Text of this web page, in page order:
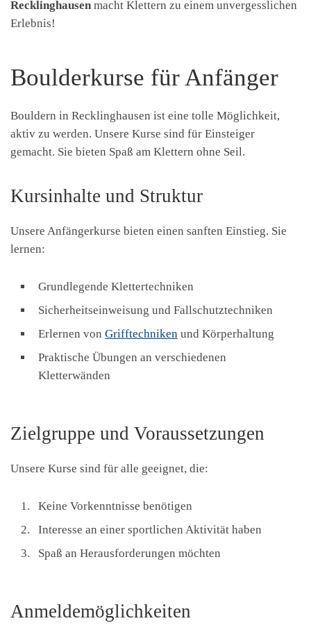
Recklinghausen macht Klettern zu einem unvergesslichen
Erlebnis!
Boulderkurse für Anfänger
Bouldern in Recklinghausen ist eine tolle Möglichkeit,
aktiv zu werden. Unsere Kurse sind für Einsteiger
gemacht. Sie bieten Spaß am Klettern ohne Seil.
Kursinhalte und Struktur
Unsere Anfängerkurse bieten einen sanften Einstieg. Sie
lernen:
Grundlegende Klettertechniken
Sicherheitseinweisung und Fallschutztechniken
Erlernen von Grifftechniken und Körperhaltung
Praktische Übungen an verschiedenen
Kletterwänden
Zielgruppe und Voraussetzungen
Unsere Kurse sind für alle geeignet, die:
Keine Vorkenntnisse benötigen
Interesse an einer sportlichen Aktivität haben
Spaß an Herausforderungen möchten
Anmeldemöglichkeiten